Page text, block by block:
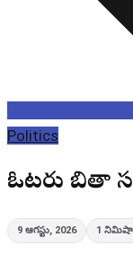
Politics
ఓటరు జాబితా
9 ఆగస్టు, 2026 1